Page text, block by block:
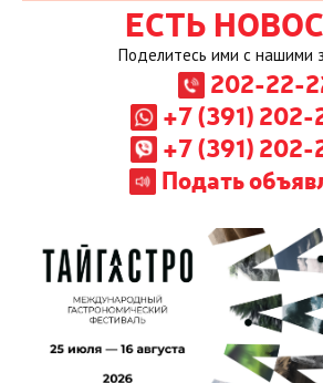
ЕСТЬ
Поделитесь ими с нашими
202-22-
+7 (391)
+7 (391)
Подать